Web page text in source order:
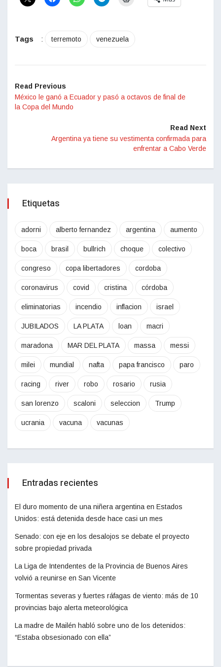
Tags : terremoto venezuela
Read Previous
México le ganó a Ecuador y pasó a octavos de final de
la Copa del Mundo
Read Next
Argentina ya tiene su vestimenta confirmada para
enfrentar a Cabo Verde
Etiquetas
adorni alberto fernandez argentina aumento
boca brasil bullrich choque colectivo
congreso copa libertadores cordoba
coronavirus covid cristina córdoba
eliminatorias incendio inflacion israel
JUBILADOS LA PLATA loan macri
maradona MAR DEL PLATA massa messi
milei mundial nafta papa francisco paro
racing river robo rosario rusia
san lorenzo scaloni seleccion Trump
ucrania vacuna vacunas
Entradas recientes
El duro momento de una niñera argentina en Estados
Unidos: está detenida desde hace casi un mes
Senado: con eje en los desalojos se debate el proyecto
sobre propiedad privada
La Liga de Intendentes de la Provincia de Buenos Aires
volvió a reunirse en San Vicente
Tormentas severas y fuertes ráfagas de viento: más de 10
provincias bajo alerta meteorológica
La madre de Mailén habló sobre uno de los detenidos:
“Estaba obsesionado con ella”